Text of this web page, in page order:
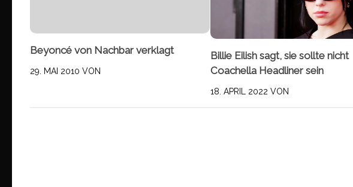
Beyoncé von Nachbar verklagt
29. MAI 2010 VON
Billie Eilish sagt, sie sollte nicht
Coachella Headliner sein
18. APRIL 2022 VON